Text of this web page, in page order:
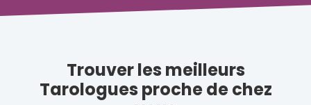
Trouver les meilleurs
Tarologues proche de chez